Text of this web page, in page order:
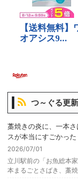
つ～ぐる更
藁焼きの炎に、一本
スが本当にすごかっ
2026/07/01
立川駅前の「お魚総本
本まるごとさばき、藁